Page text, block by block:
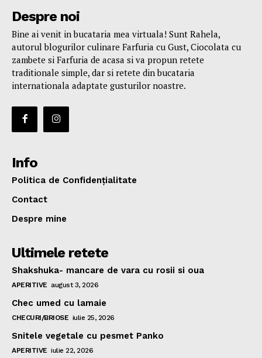
Despre noi
Bine ai venit in bucataria mea virtuala! Sunt Rahela,
autorul blogurilor culinare Farfuria cu Gust, Ciocolata cu
zambete si Farfuria de acasa si va propun retete
traditionale simple, dar si retete din bucataria
internationala adaptate gusturilor noastre.
Info
Politica de Confidențialitate
Contact
Despre mine
Ultimele retete
Shakshuka- mancare de vara cu rosii si oua
APERITIVE august 3, 2026
Chec umed cu lamaie
CHECURI/BRIOSE iulie 25, 2026
Snitele vegetale cu pesmet Panko
APERITIVE iulie 22, 2026